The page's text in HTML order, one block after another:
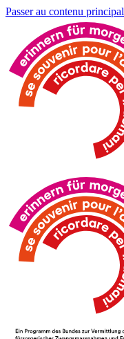
Passer au contenu principal